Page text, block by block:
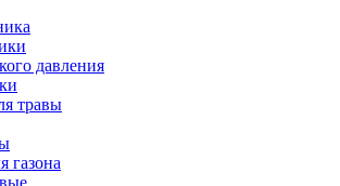
давления
травы
газона